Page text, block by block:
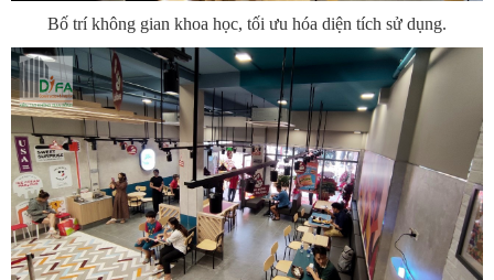
Bố trí không gian khoa học, tối ưu hóa diện tích sử dụng.